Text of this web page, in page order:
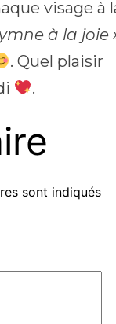
visage à
à la joie
. Quel plaisir
.
sont indiqués